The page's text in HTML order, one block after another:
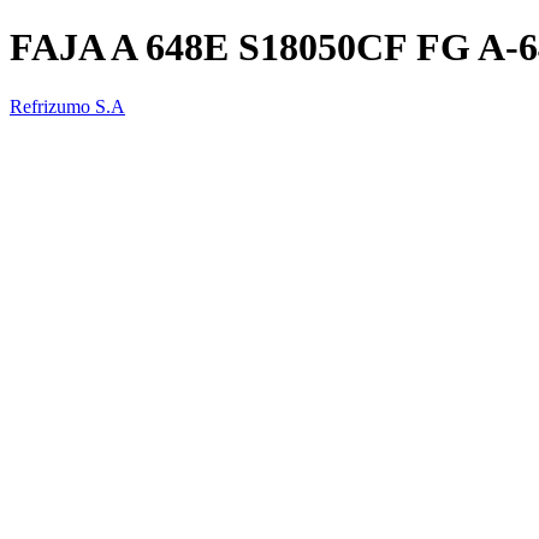
FAJA A 648E S18050CF FG A-
Refrizumo S.A